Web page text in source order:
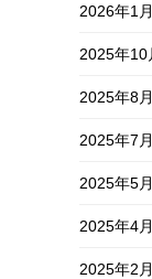
2026年1月
2025年10
2025年8月
2025年7月
2025年5月
2025年4月
2025年2月